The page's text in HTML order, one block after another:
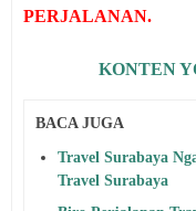
PERJALANAN.
KONTEN
BACA JUGA
Travel Surabaya
Travel Surabaya